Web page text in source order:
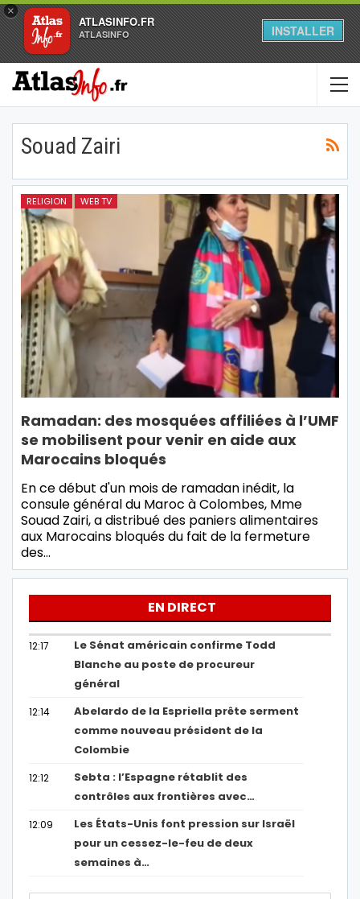
×
ATLASINFO.FR
ATLASINFO INSTALLER
Souad Zairi
RELIGION WEB TV
Ramadan: des mosquées affiliées à l’UMF
se mobilisent pour venir en aide aux
Marocains bloqués
En ce début d'un mois de ramadan inédit, la
consule général du Maroc à Colombes, Mme
Souad Zairi, a distribué des paniers alimentaires
aux Marocains bloqués du fait de la fermeture
des…
EN DIRECT
12:17
Le Sénat américain confirme Todd
Blanche au poste de procureur
général
12:14
Abelardo de la Espriella prête serment
comme nouveau président de la
Colombie
12:12
Sebta : l’Espagne rétablit des
contrôles aux frontières avec…
12:09
Les États-Unis font pression sur Israël
pour un cessez-le-feu de deux
semaines à…